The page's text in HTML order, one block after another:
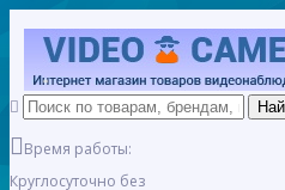
Время работы:
Круглосуточно без